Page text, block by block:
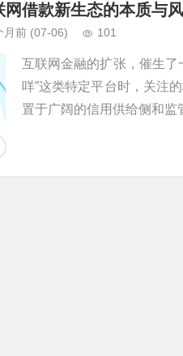
网借款新生态的本质与
月前 (07-06) 101
互联网金融的扩张，催生了
咩”这类特定平台时，关注
置于广阔的信用供给侧和监